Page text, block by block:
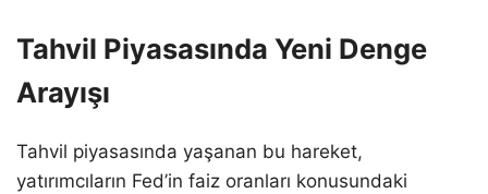
Tahvil Piyasasında Yeni Denge
Arayışı
Tahvil piyasasında yaşanan bu hareket,
yatırımcıların Fed’in faiz oranları konusundaki